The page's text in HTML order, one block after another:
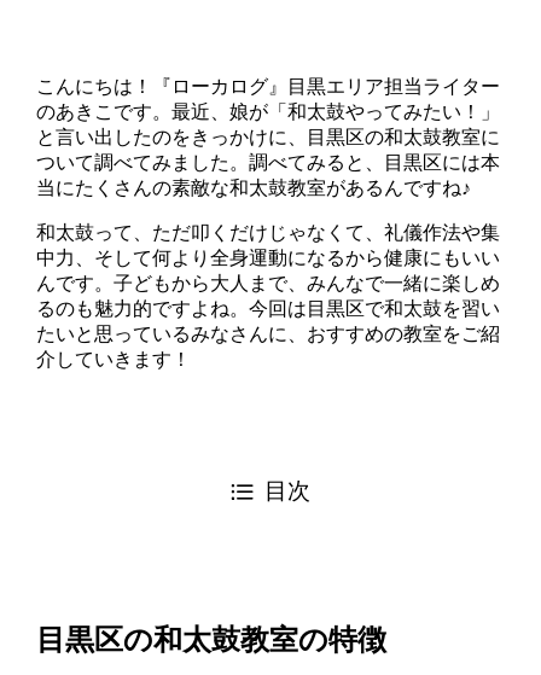
こんにちは！『ローカログ』目黒エリア担当ライター
のあきこです。最近、娘が「和太鼓やってみたい！」
と言い出したのをきっかけに、目黒区の和太鼓教室に
ついて調べてみました。調べてみると、目黒区には本
当にたくさんの素敵な和太鼓教室があるんですね♪
和太鼓って、ただ叩くだけじゃなくて、礼儀作法や集
中力、そして何より全身運動になるから健康にもいい
んです。子どもから大人まで、みんなで一緒に楽しめ
るのも魅力的ですよね。今回は目黒区で和太鼓を習い
たいと思っているみなさんに、おすすめの教室をご紹
介していきます！
目次
目黒区の和太鼓教室の特徴